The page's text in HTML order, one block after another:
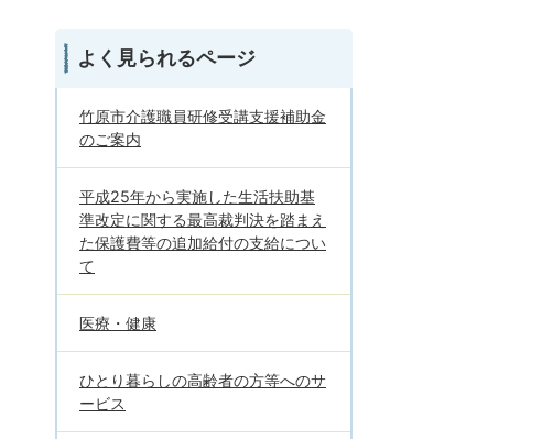
よく見られるページ
竹原市介護職員研修受講支援補助金
のご案内
平成25年から実施した生活扶助基
準改定に関する最高裁判決を踏まえ
た保護費等の追加給付の支給につい
て
医療・健康
ひとり暮らしの高齢者の方等へのサ
ービス